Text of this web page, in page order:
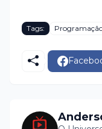
Tags: